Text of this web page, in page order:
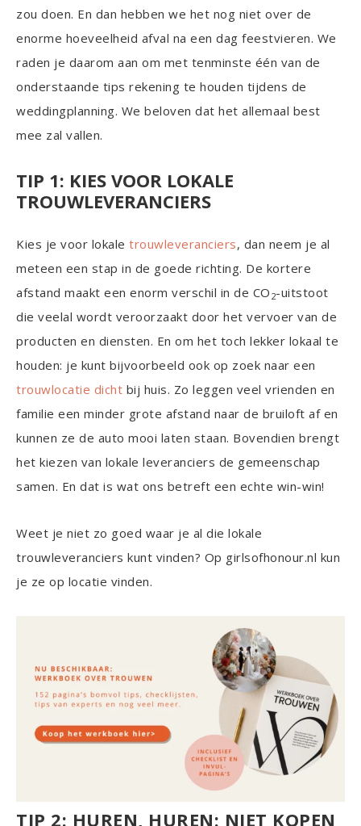
zou doen. En dan hebben we het nog niet over de
enorme hoeveelheid afval na een dag feestvieren. We
raden je daarom aan om met tenminste één van de
onderstaande tips rekening te houden tijdens de
weddingplanning. We beloven dat het allemaal best
mee zal vallen.
TIP 1: KIES VOOR LOKALE
TROUWLEVERANCIERS
Kies je voor lokale trouwleveranciers, dan neem je al
meteen een stap in de goede richting. De kortere
afstand maakt een enorm verschil in de CO 2-uitstoot
die veelal wordt veroorzaakt door het vervoer van de
producten en diensten. En om het toch lekker lokaal te
houden: je kunt bijvoorbeeld ook op zoek naar een
trouwlocatie dicht bij huis. Zo leggen veel vrienden en
familie een minder grote afstand naar de bruiloft af en
kunnen ze de auto mooi laten staan. Bovendien brengt
het kiezen van lokale leveranciers de gemeenschap
samen. En dat is wat ons betreft een echte win-win!
Weet je niet zo goed waar je al die lokale
trouwleveranciers kunt vinden? Op girlsofhonour.nl kun
je ze op locatie vinden.
TIP 2: HUREN, HUREN: NIET KOPEN